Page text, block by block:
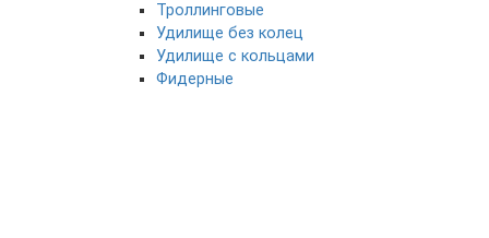
Троллинговые
Удилище без колец
Удилище с кольцами
Фидерные